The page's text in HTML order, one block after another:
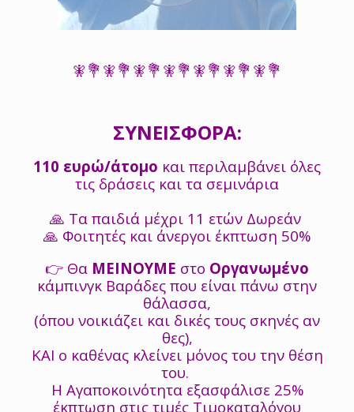
🧚💐🧚💐🧚💐🧚💐🧚💐🧚💐🧚💐
ΣΥΝΕΙΣΦΟΡΑ:
110 ευρώ/άτομο και περιλαμβάνει όλες
τις δράσεις και τα σεμινάρια
🙏 Τα παιδιά μέχρι 11 ετών Δωρεάν
🙏 Φοιτητές και άνεργοι έκπτωση 50%
👉 Θα ΜΕΙΝΟΥΜΕ στο Οργανωμένο
κάμπινγκ Βαράδες που είναι πάνω στην
θάλασσα,
(όπου νοικιάζει και δικές τους σκηνές αν
θες),
ΚΑΙ ο καθένας κλείνει μόνος του την θέση
του.
Η Αγαποκοινότητα εξασφάλισε 25%
έκπτωση στις τιμές Τιμοκαταλόγου